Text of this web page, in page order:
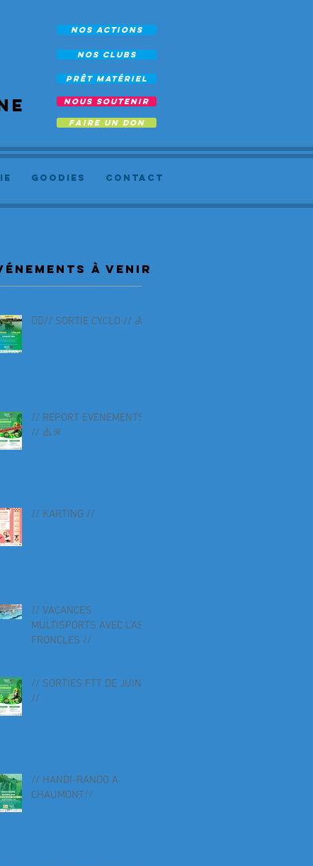
NOUS SOUTENIR
NOS ACTIONS
NOS CLUBS
prêt Matériel
FAIRE UN DON
Goodies Contact
à venir
🚴‍♀️// SORTIE CYCLO // 🚴
// REPORT EVENEMENTS
// ⚠️🔆
// KARTING //
// VACANCES
MULTISPORTS AVEC L'AS
FRONCLES //
// SORTIES FTT DE JUIN
//
// HANDI-RANDO A
CHAUMONT//